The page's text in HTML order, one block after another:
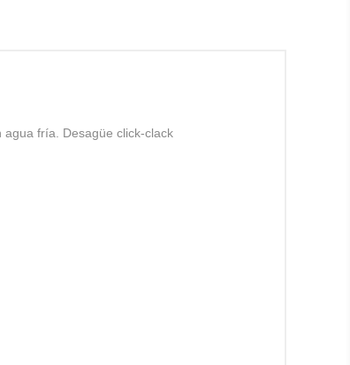
fría. Desagüe click-clack